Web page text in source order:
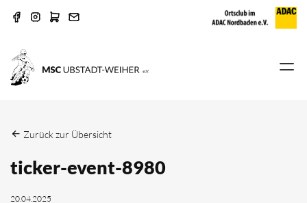
Zurück zur Übersicht
ticker-event-8980
20.04.2025